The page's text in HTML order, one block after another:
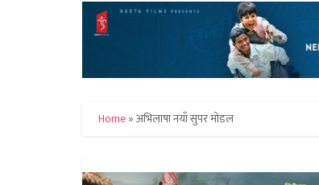
Home»अभिलाषा नयाँ सुपर मोडल